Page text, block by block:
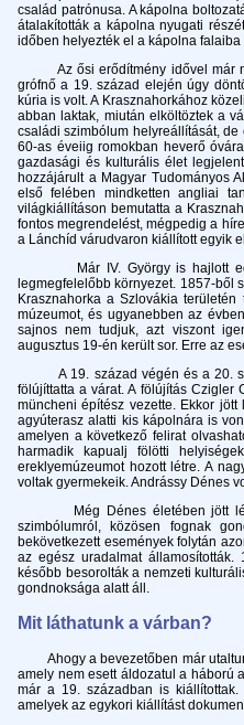
család patrónusa. A kápolna
átalakították a kápolna nyugati
időben helyezték el a kápolna
Az ősi erődítmény idővel már
grófnő a 19. század elején úgy
kúria is volt. A Krasznahorkához
abban laktak, miután elköltöztek a
családi szimbólum helyreállítását,
60-as éveiig romokban heverő
gazdasági és kulturális élet
hozzájárult a Magyar Tudományos
első felében mindketten angliai
világkiállításon bemutatta a
fontos megrendelést, mégpedig a
a Lánchíd várudvaron kiállított egyik
Már IV. György is hajlott egy
legmegfelelőbb környezet. 1857-ből
Krasznahorka a Szlovákia
múzeumot, és ugyanebben az
sajnos nem tudjuk, azt viszont
augusztus 19-én került sor. Erre az
A 19. század végén és a 20.
fölújíttatta a várat. A fölújítás Czigler
müncheni építész vezette. Ekkor
agyúterasz alatti kis kápolnára is
amelyen a következő felirat
harmadik kapualj fölötti
ereklyemúzeumot hozott létre. A
voltak gyermekeik. Andrássy Dénes
Még Dénes életében jött létre
szimbólumról, közösen fognak
bekövetkezett események folytán
az egész uradalmat
később besorolták a nemzeti
gondnoksága alatt áll.
Mit láthatunk a várban?
Ahogy a bevezetőben már
amely nem esett áldozatul a háború
már a 19. században is
amelyek az egykori kiállítást